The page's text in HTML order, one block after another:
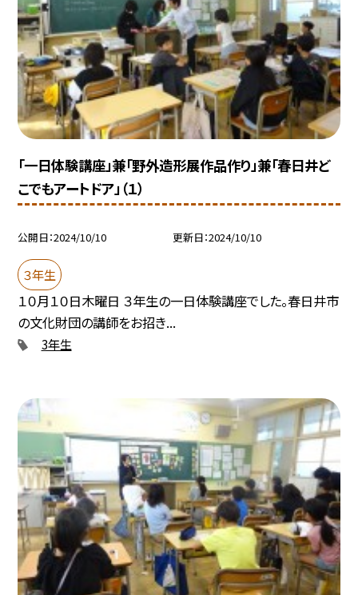
「一日体験講座」兼「野外造形展作品作り」兼「春日井ど
こでもアートドア」（１）
公開日 2024/10/10 更新日 2024/10/10
３年生
１０月１０日木曜日 ３年生の一日体験講座でした。春日井市
の文化財団の講師をお招き...
3年生